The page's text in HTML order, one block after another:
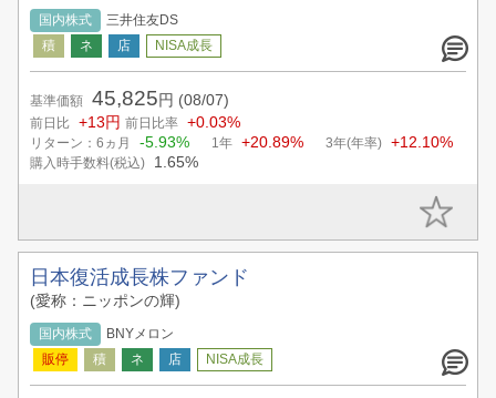
国内株式 三井住友DS
基準価額 45,825 円 (08/07)
前日比 +13円 前日比率 +0.03%
リターン：6ヵ月 -5.93% 1年 +20.89% 3年(年率) +12.10%
購入時手数料(税込) 1.65%
日本復活成長株ファンド
(愛称：ニッポンの輝)
国内株式 BNYメロン